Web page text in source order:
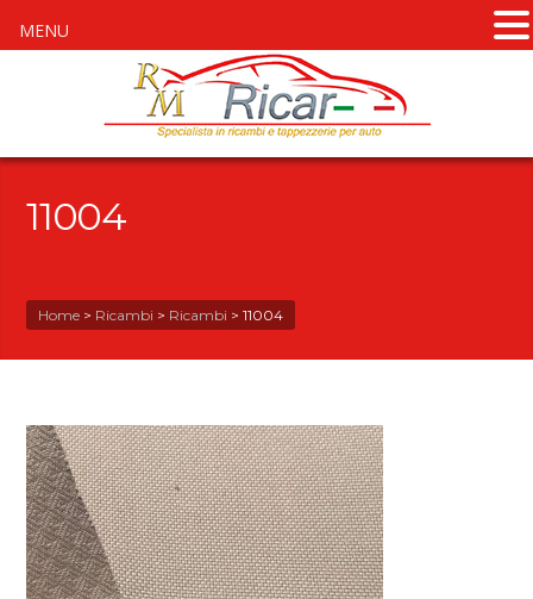
11004
Home > Ricambi > Ricambi >11004
MENU